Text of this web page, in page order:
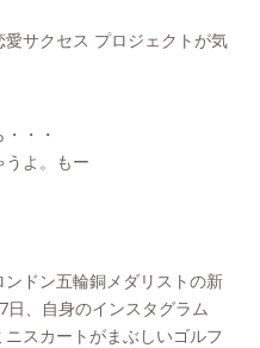
サクセス プロジェクトが気
・・
うよ。もー
ドン五輪銅メダリストの新
、自身のインスタグラム
ニスカートがまぶしいゴルフ